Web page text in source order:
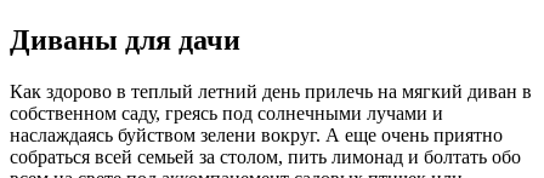
Диваны для дачи
Как здорово в теплый летний день прилечь на мягкий диван в
собственном саду, греясь под солнечными лучами и
наслаждаясь буйством зелени вокруг. А еще очень приятно
собраться всей семьей за столом, пить лимонад и болтать обо